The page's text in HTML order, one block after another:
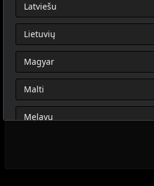
Latviešu
Lietuvių
Magyar
Malti
Melayu